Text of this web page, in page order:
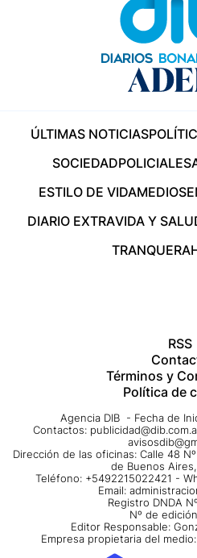
ÚLTIMAS NOTICIAS
SOCIEDADPOLICIALES
ESTILO DE VIDAMEDIOS
DIARIO EXTRAVIDA Y
TRANQUERA
RSS
Términos y
Política de
Agencia DIB - Fecha de
Contactos:
Dirección de las oficinas: Calle 48
de Buenos
Teléfono: +5492215022421 -
Email:
Registro DNDA
Nº de
Editor Responsable:
Empresa propietaria del